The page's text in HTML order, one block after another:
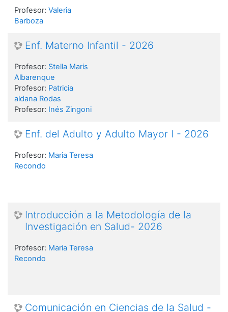
Profesor: Valeria
Barboza
Enf. Materno Infantil - 2026
Profesor: Stella Maris
Albarenque
Profesor: Patricia
aldana Rodas
Profesor: Inés Zingoni
Enf. del Adulto y Adulto Mayor I - 2026
Profesor: Maria Teresa
Recondo
Introducción a la Metodología de la
Investigación en Salud- 2026
Profesor: Maria Teresa
Recondo
Comunicación en Ciencias de la Salud -